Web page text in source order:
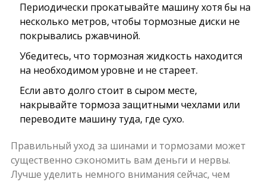
Периодически прокатывайте машину хотя бы на
несколько метров, чтобы тормозные диски не
покрывались ржавчиной.
Убедитесь, что тормозная жидкость находится
на необходимом уровне и не стареет.
Если авто долго стоит в сыром месте,
накрывайте тормоза защитными чехлами или
переводите машину туда, где сухо.
Правильный уход за шинами и тормозами может
существенно сэкономить вам деньги и нервы.
Лучше уделить немного внимания сейчас, чем